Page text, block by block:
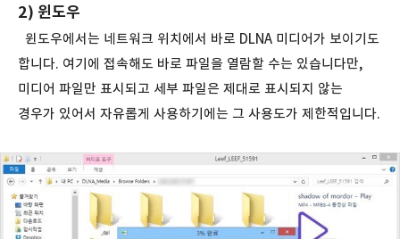
2) 윈도우
윈도우에서는 네트워크 위치에서 바로 DLNA 미디어가 보이기도
합니다. 여기에 접속해도 바로 파일을 열람할 수는 있습니다만,
미디어 파일만 표시되고 세부 파일은 제대로 표시되지 않는
경우가 있어서 자유롭게 사용하기에는 그 사용도가 제한적입니다.